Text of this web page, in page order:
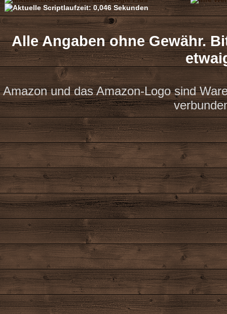
Alle Angaben ohne Gewähr.
Amazon und das Amazon-Logo sind